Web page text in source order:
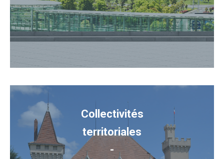
Collectivités
territoriales
-